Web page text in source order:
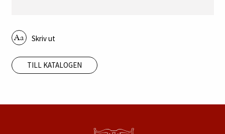
Skriv ut
TILL KATALOGEN